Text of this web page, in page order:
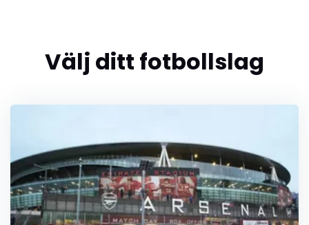
Välj ditt fotbollslag